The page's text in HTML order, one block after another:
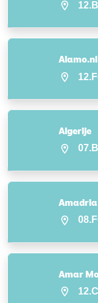
Algerije
Amar